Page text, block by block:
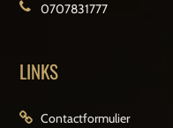
0707831777
LINKS
Contactformulier